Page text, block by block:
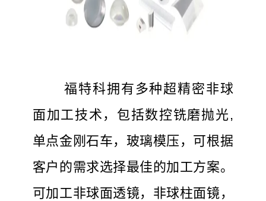
福特科拥有多种超精密非球
面加工技术，包括数控铣磨抛光,
单点金刚石车，玻璃模压，可根据
客户的需求选择最佳的加工方案。
可加工非球面透镜，非球柱面镜，